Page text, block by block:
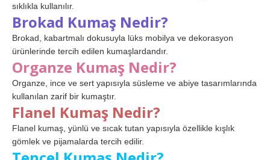
sıklıkla kullanılır.
Brokad Kumaş Nedir?
Brokad, kabartmalı dokusuyla lüks mobilya ve dekorasyon
ürünlerinde tercih edilen kumaşlardandır.
Organze Kumaş Nedir?
Organze, ince ve sert yapısıyla süsleme ve abiye tasarımlarında
kullanılan zarif bir kumaştır.
Flanel Kumaş Nedir?
Flanel kumaş, yünlü ve sıcak tutan yapısıyla özellikle kışlık
gömlek ve pijamalarda tercih edilir.